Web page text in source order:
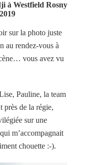
à Westfield Rosny
sur la photo juste
au rendez-vous à
vous avez vu
Pauline, la team
près de la régie,
sur une
m’accompagnait
chouette :-).